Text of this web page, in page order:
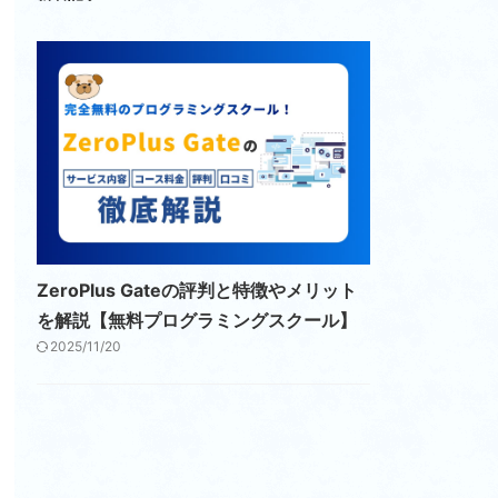
ZeroPlus Gateの評判と特徴やメリット
を解説【無料プログラミングスクール】
2025/11/20